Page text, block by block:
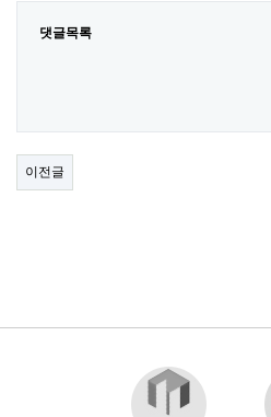
댓글목록
이전글